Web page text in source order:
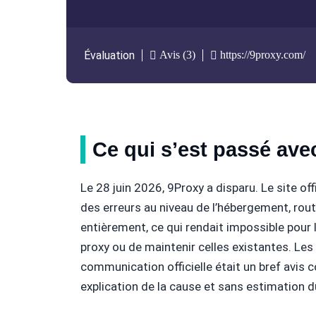
Évaluation Avis (3) https://9proxy.com/
Ce qui s’est passé
Le 28 juin 2026, 9Proxy a disparu. Le site
des erreurs au niveau de l’hébergement,
entièrement, ce qui rendait impossible
proxy ou de maintenir celles existantes.
communication officielle était un bref avis
explication de la cause et sans estimation